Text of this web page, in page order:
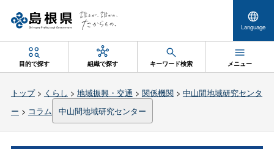
Language
目的で探す 組織で探す キーワード検索 メニュー
トップ> くらし > 地域振興・交通 > 関係機関> 中山間地域研究センタ
ー > コラム 中山間地域研究センター